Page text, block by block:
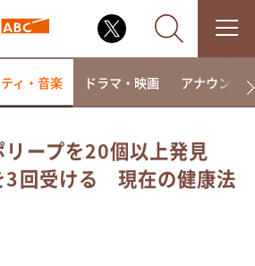
ぎるTV
けど・・・
ィ・音楽 ドラマ・映画 アナウンサー
ープを20個以上発見
3回受ける 現在の健康法